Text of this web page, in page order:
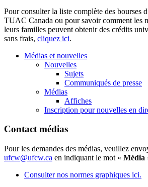
Pour consulter la liste complète des bourses
TUAC Canada ou pour savoir comment les
leurs familles peuvent obtenir des crédits
sans frais, cliquez ici.
Médias et nouvelles
Nouvelles
Sujets
Communiqués de presse
Médias
Affiches
Inscription pour nouvelles en
Contact médias
Pour les demandes des médias, veuillez
ufcw@ufcw.ca en indiquant le mot « Média
Consulter nos normes graphiques ici.